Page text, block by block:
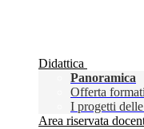
Didattica
Panoramica
Offerta
I progetti
Area riservata